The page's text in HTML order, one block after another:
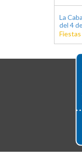
La
del 4